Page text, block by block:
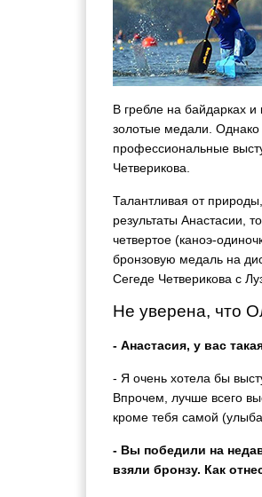
В гребле на байдарках
золотые медали.
профессиональные
Четверикова.
Талантливая от
результаты Анастасии,
четвертое (каноэ-
бронзовую медаль на
Сегеде Четверикова с
Не уверена, что
- Анастасия, у вас
- Я очень хотела бы
Впрочем, лучше всего
кроме тебя самой
- Вы победили на
взяли бронзу. Как